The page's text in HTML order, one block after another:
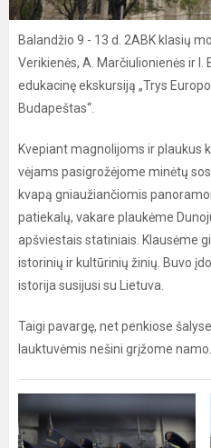
Balandžio 9 - 13 d. 2ABK klasių
Verikienės, A. Marčiulionienės ir I.
edukacinę ekskursiją „Trys
Budapeštas“.
Kvepiant magnolijoms ir plaukus
vėjams pasigrožėjome minėtų
kvapą gniaužiančiomis
patiekalų, vakare plaukėme
apšviestais statiniais. Klausėme
istorinių ir kultūrinių žinių. Buvo
istorija susijusi su Lietuva.
Taigi pavargę, net penkiose
lauktuvėmis nešini grįžome namo.